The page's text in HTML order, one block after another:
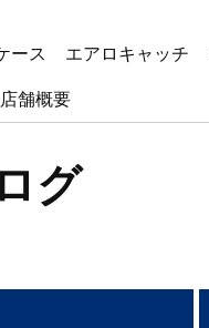
ース エアロキャッチ
店舗概要
グ